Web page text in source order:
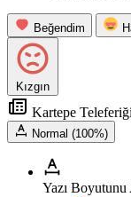
Beğendim
Kızgın
Kartepe
Normal (100%)
Yazı Boyutunu